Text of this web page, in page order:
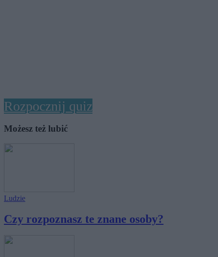
Rozpocznij quiz
Możesz też lubić
Ludzie
Czy rozpoznasz te znane osoby?